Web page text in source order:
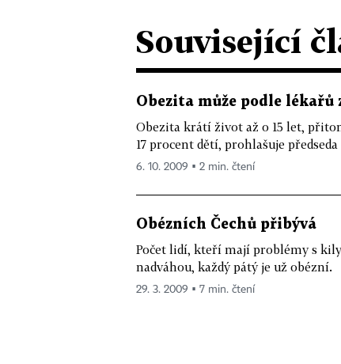
Související
Obezita může podle
Obezita krátí život až o 15 let,
17 procent dětí, prohlašuje předseda
6. 10. 2009 ▪ 2 min. čtení
Obézních Čechů přibývá
Počet lidí, kteří mají problémy s
nadváhou, každý pátý je už obézní.
29. 3. 2009 ▪ 7 min. čtení